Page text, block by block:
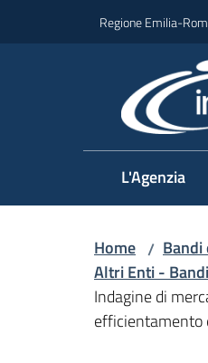
Regione Emilia-
L'Agenzia
Home /
Altri Enti -
Indagine di
efficientamento